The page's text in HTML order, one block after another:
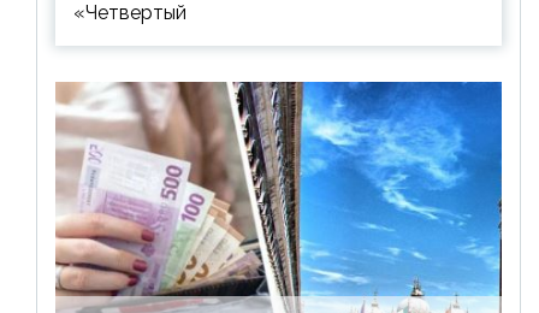
«Четвертый